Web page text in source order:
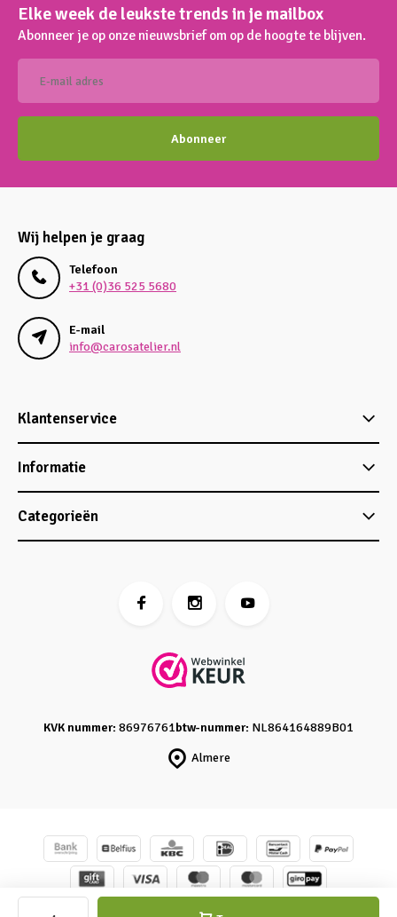
Elke week de leukste trends in je mailbox
Abonneer je op onze nieuwsbrief om op de hoogte te blijven.
Abonneer
Wij helpen je graag
Telefoon
+31 (0)36 525 5680
E-mail
info@carosatelier.nl
Klantenservice
Informatie
Categorieën
Almere
KVK nummer: 86976761btw-nummer: NL864164889B01
© Caro's Atelier